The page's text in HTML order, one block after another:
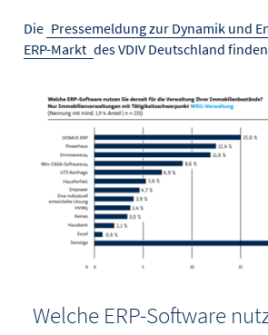
Die Pressemeldung zur Dynamik und
ERP-Markt des VDIV Deutschland
Welche ERP-Software